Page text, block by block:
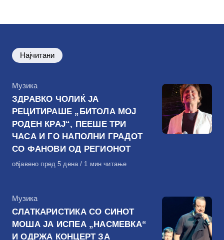
Најчитани
КАтегорија
Музика
ЗДРАВКО ЧОЛИЌ ЈА
РЕЦИТИРАШЕ „БИТОЛА МОЈ
РОДЕН КРАЈ“, ПЕЕШЕ ТРИ
ЧАСА И ГО НАПОЛНИ ГРАДОТ
СО ФАНОВИ ОД РЕГИОНОТ
Објавено
објавено пред 5 дена 1 мин читање
КАтегорија
Музика
СЛАТКАРИСТИКА СО СИНОТ
МОША ЈА ИСПЕА „НАСМЕВКА“
И ОДРЖА КОНЦЕРТ ЗА